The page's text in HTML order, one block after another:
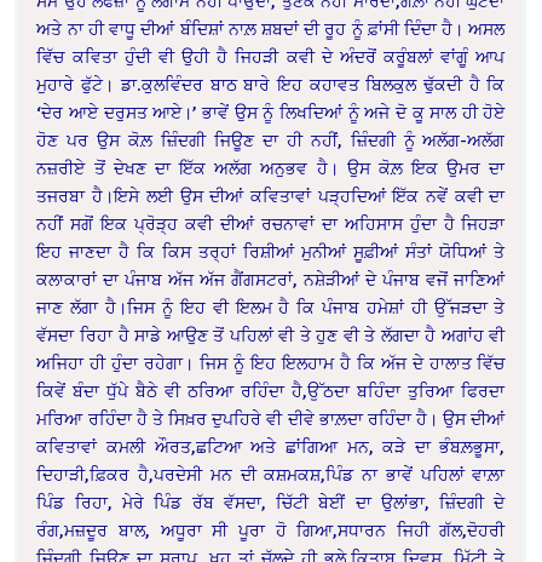
ਅਤੇ ਨਾ ਹੀ ਵਾਧੂ ਦੀਆਂ ਬੰਦਿਸ਼ਾਂ ਨਾਲ਼ ਸ਼ਬਦਾਂ ਦੀ ਰੂਹ ਨੂੰ ਫ਼ਾਂਸੀ ਦਿੰਦਾ ਹੈ। ਅਸਲ
ਵਿੱਚ ਕਵਿਤਾ ਹੁੰਦੀ ਵੀ ਉਹੀ ਹੈ ਜਿਹੜੀ ਕਵੀ ਦੇ ਅੰਦਰੋਂ ਕਰੂੰਬਲਾਂ ਵਾਂਗੂੰ ਆਪ
ਮੁਹਾਰੇ ਫੁੱਟੇ। ਡਾ.ਕੁਲਵਿੰਦਰ ਬਾਠ ਬਾਰੇ ਇਹ ਕਹਾਵਤ ਬਿਲਕੁਲ ਢੁੱਕਦੀ ਹੈ ਕਿ
‘ਦੇਰ ਆਏ ਦਰੁਸਤ ਆਏ।’ ਭਾਵੇਂ ਉਸ ਨੂੰ ਲਿਖਦਿਆਂ ਨੂੰ ਅਜੇ ਦੋ ਕੂ ਸਾਲ ਹੀ ਹੋਏ
ਹੋਣ ਪਰ ਉਸ ਕੋਲ਼ ਜ਼ਿੰਦਗੀ ਜਿਊਣ ਦਾ ਹੀ ਨਹੀਂ, ਜ਼ਿੰਦਗੀ ਨੂੰ ਅਲੱਗ-ਅਲੱਗ
ਨਜ਼ਰੀਏ ਤੋਂ ਦੇਖਣ ਦਾ ਇੱਕ ਅਲੱਗ ਅਨੁਭਵ ਹੈ। ਉਸ ਕੋਲ਼ ਇਕ ਉਮਰ ਦਾ
ਤਜਰਬਾ ਹੈ।ਇਸੇ ਲਈ ਉਸ ਦੀਆਂ ਕਵਿਤਾਵਾਂ ਪੜ੍ਹਦਿਆਂ ਇੱਕ ਨਵੇਂ ਕਵੀ ਦਾ
ਨਹੀਂ ਸਗੋਂ ਇਕ ਪ੍ਰੋੜ੍ਹ ਕਵੀ ਦੀਆਂ ਰਚਨਾਵਾਂ ਦਾ ਅਹਿਸਾਸ ਹੁੰਦਾ ਹੈ ਜਿਹੜਾ
ਇਹ ਜਾਣਦਾ ਹੈ ਕਿ ਕਿਸ ਤਰ੍ਹਾਂ ਰਿਸ਼ੀਆਂ ਮੁਨੀਆਂ ਸੂਫ਼ੀਆਂ ਸੰਤਾਂ ਯੋਧਿਆਂ ਤੇ
ਕਲਾਕਾਰਾਂ ਦਾ ਪੰਜਾਬ ਅੱਜ ਅੱਜ ਗੈਂਗਸਟਰਾਂ, ਨਸ਼ੇੜੀਆਂ ਦੇ ਪੰਜਾਬ ਵਜੋਂ ਜਾਣਿਆਂ
ਜਾਣ ਲੱਗਾ ਹੈ।ਜਿਸ ਨੂੰ ਇਹ ਵੀ ਇਲਮ ਹੈ ਕਿ ਪੰਜਾਬ ਹਮੇਸ਼ਾਂ ਹੀ ਉੱਜੜਦਾ ਤੇ
ਵੱਸਦਾ ਰਿਹਾ ਹੈ ਸਾਡੇ ਆਉਣ ਤੋਂ ਪਹਿਲਾਂ ਵੀ ਤੇ ਹੁਣ ਵੀ ਤੇ ਲੱਗਦਾ ਹੈ ਅਗਾਂਹ ਵੀ
ਅਜਿਹਾ ਹੀ ਹੁੰਦਾ ਰਹੇਗਾ। ਜਿਸ ਨੂੰ ਇਹ ਇਲਹਾਮ ਹੈ ਕਿ ਅੱਜ ਦੇ ਹਾਲਾਤ ਵਿੱਚ
ਕਿਵੇਂ ਬੰਦਾ ਧੁੱਪੇ ਬੈਠੇ ਵੀ ਠਰਿਆ ਰਹਿੰਦਾ ਹੈ,ਉੱਠਦਾ ਬਹਿੰਦਾ ਤੁਰਿਆ ਫਿਰਦਾ
ਮਰਿਆ ਰਹਿੰਦਾ ਹੈ ਤੇ ਸਿਖ਼ਰ ਦੁਪਹਿਰੇ ਵੀ ਦੀਵੇ ਭਾਲ਼ਦਾ ਰਹਿੰਦਾ ਹੈ। ਉਸ ਦੀਆਂ
ਕਵਿਤਾਵਾਂ ਕਮਲੀ ਔਰਤ,ਛਟਿਆ ਅਤੇ ਛਾਂਗਿਆ ਮਨ, ਕੜੇ ਦਾ ਭੰਬਲ਼ਭੂਸਾ,
ਦਿਹਾੜੀ,ਫ਼ਿਕਰ ਹੈ,ਪਰਦੇਸੀ ਮਨ ਦੀ ਕਸ਼ਮਕਸ਼,ਪਿੰਡ ਨਾ ਭਾਵੇਂ ਪਹਿਲਾਂ ਵਾਲ਼ਾ
ਪਿੰਡ ਰਿਹਾ, ਮੇਰੇ ਪਿੰਡ ਰੱਬ ਵੱਸਦਾ, ਚਿੱਟੀ ਬੇਈਂ ਦਾ ਉਲਾਂਭਾ, ਜ਼ਿੰਦਗੀ ਦੇ
ਰੰਗ,ਮਜ਼ਦੂਰ ਬਾਲ, ਅਧੂਰਾ ਸੀ ਪੂਰਾ ਹੋ ਗਿਆ,ਸਧਾਰਨ ਜਿਹੀ ਗੱਲ,ਦੋਹਰੀ